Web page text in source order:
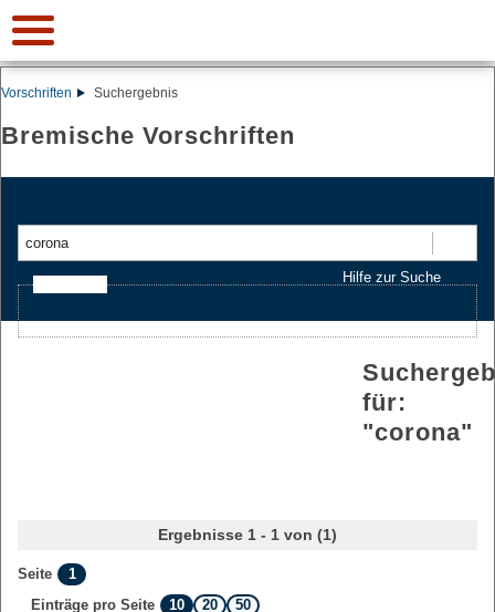
Vorschriften Suchergebnis
Bremische Vorschriften
Hilfe zur Suche
für:
"corona"
Ergebnisse 1 - 1 von (1)
Seite
1
Einträge pro Seite
10 20 50